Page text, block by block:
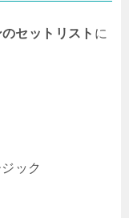
セットリスト に
ック